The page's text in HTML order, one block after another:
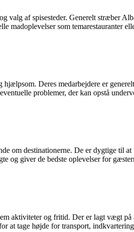
af spisesteder. Generelt stræber
madoplevelser som temarestauranter
Deres medarbejdere er
problemer, der kan opstå
om destinationerne. De er dygtige til
og giver de bedste oplevelser for
aktiviteter og fritid. Der er lagt vægt
at tage højde for transport,